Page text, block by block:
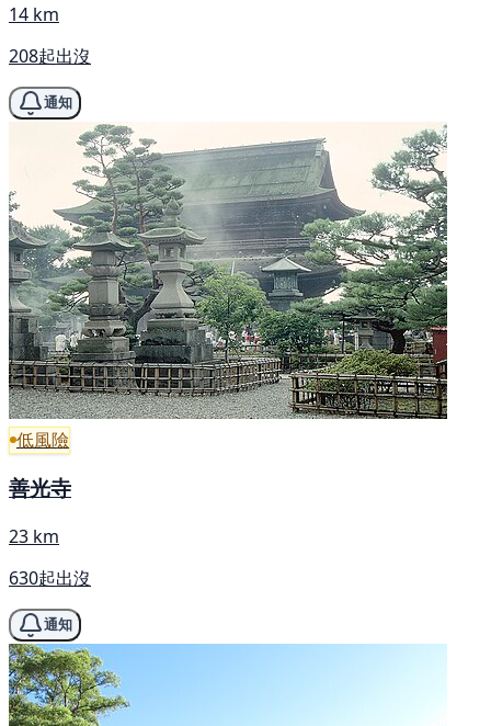
14 km
208起出沒
通知
低風險
善光寺
23 km
630起出沒
通知